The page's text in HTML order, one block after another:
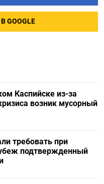
GOOGLE
Каспийске из-за
возник мусорный
требовать при
подтвержденный